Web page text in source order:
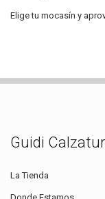
Elige tu mocasín y
Guidi
La Tienda